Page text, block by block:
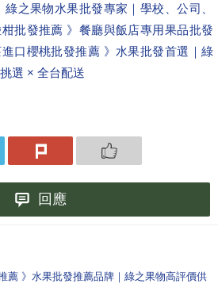
之果物水果批發專家｜學校、公司、
批發推薦 》餐廳與飯店專用果品批發
進口櫻桃批發推薦 》水果批發首選｜綠
選 × 全台配送
回應
薦 》水果批發推薦品牌｜綠之果物高評價供